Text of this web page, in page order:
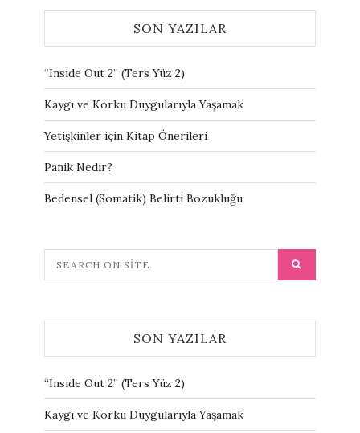
SON YAZILAR
“Inside Out 2” (Ters Yüz 2)
Kaygı ve Korku Duygularıyla Yaşamak
Yetişkinler için Kitap Önerileri
Panik Nedir?
Bedensel (Somatik) Belirti Bozukluğu
SON YAZILAR
“Inside Out 2” (Ters Yüz 2)
Kaygı ve Korku Duygularıyla Yaşamak